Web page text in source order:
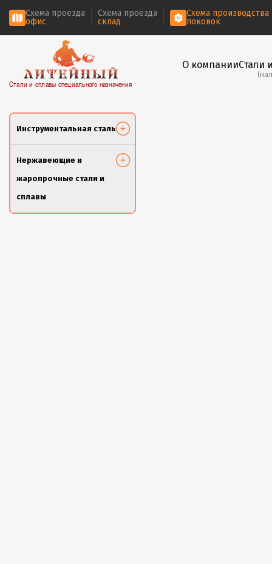
Схема проезда
офис
Схема проезда
склад
Схема производства
поковок
Стали и сплавы специального назначения
О компанииСтали
Инструментальная сталь
Нержавеющие и
жаропрочные стали и
сплавы